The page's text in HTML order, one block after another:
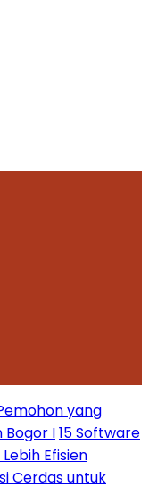
yang
Bogor I15 Software
Efisien
Cerdas untuk